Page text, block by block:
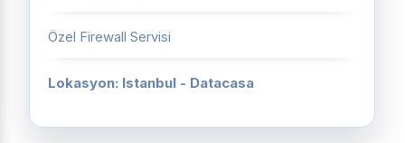
Özel Firewall Servisi
Lokasyon: Istanbul - Datacasa